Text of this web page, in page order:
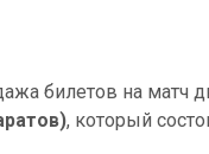
билетов на матч
, который